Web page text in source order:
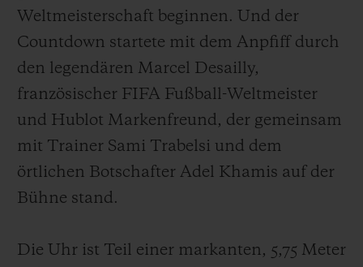
Weltmeisterschaft beginnen. Und der
Countdown startete mit dem Anpfiff durch
den legendären Marcel Desailly,
französischer FIFA Fußball-Weltmeister
und Hublot Markenfreund, der gemeinsam
mit Trainer Sami Trabelsi und dem
örtlichen Botschafter Adel Khamis auf der
Bühne stand.
Die Uhr ist Teil einer markanten, 5,75 Meter
EINE BOUTIQUE FINDEN